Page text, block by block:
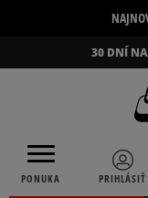
30 DNÍ
PONUKA PRIHLÁSIŤ